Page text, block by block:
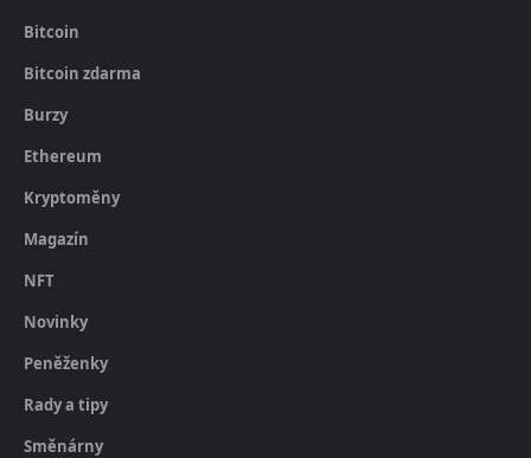
Bitcoin
Bitcoin zdarma
Burzy
Ethereum
Kryptoměny
Magazín
NFT
Novinky
Peněženky
Rady a tipy
Směnárny